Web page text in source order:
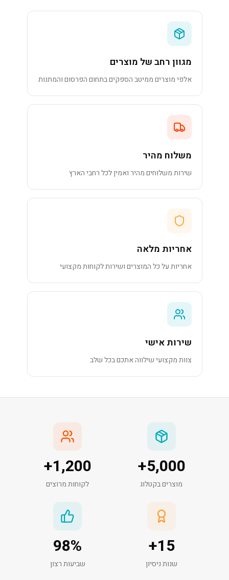
מגוון רחב של מוצרים
אלפי מוצרים ממיטב הספקים בתחום הפרסום והמתנות
משלוח מהיר
שירות משלוחים מהיר ואמין לכל רחבי הארץ
אחריות מלאה
אחריות על כל המוצרים ושירות לקוחות מקצועי
שירות אישי
צוות מקצועי שילווה אתכם בכל שלב
5,000
+
מוצרים בקטלוג
1,200
+
לקוחות מרוצים
15
+
שנות ניסיון
98%
שביעות רצון